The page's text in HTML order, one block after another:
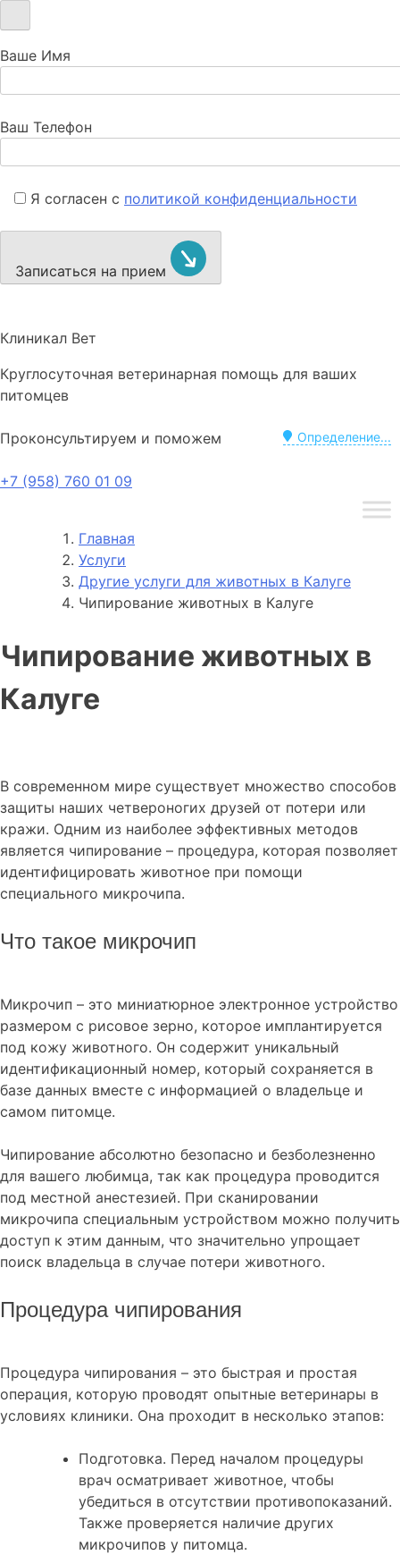
Ваше Имя
Ваш Телефон
Я согласен с политикой конфиденциальности
Записаться на прием
Клиникал Вет
Круглосуточная ветеринарная помощь для ваших
питомцев
Определение...
Проконсультируем и поможем
+7 (958) 760 01 09
Главная
Услуги
Другие услуги для животных в Калуге
Чипирование животных в Калуге
Чипирование животных в
Калуге
В современном мире существует множество способов
защиты наших четвероногих друзей от потери или
кражи. Одним из наиболее эффективных методов
является чипирование – процедура, которая позволяет
идентифицировать животное при помощи
специального микрочипа.
Что такое микрочип
Микрочип – это миниатюрное электронное устройство
размером с рисовое зерно, которое имплантируется
под кожу животного. Он содержит уникальный
идентификационный номер, который сохраняется в
базе данных вместе с информацией о владельце и
самом питомце.
Чипирование абсолютно безопасно и безболезненно
для вашего любимца, так как процедура проводится
под местной анестезией. При сканировании
микрочипа специальным устройством можно получить
доступ к этим данным, что значительно упрощает
поиск владельца в случае потери животного.
Процедура чипирования
Процедура чипирования – это быстрая и простая
операция, которую проводят опытные ветеринары в
условиях клиники. Она проходит в несколько этапов:
Подготовка. Перед началом процедуры
врач осматривает животное, чтобы
убедиться в отсутствии противопоказаний.
Также проверяется наличие других
микрочипов у питомца.